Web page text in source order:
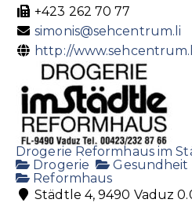
+423 262 70 77
simonis@sehcentrum.li
http://
Drogerie Reformhaus im
Drogerie
Gesundheit
Reformhaus
Städtle 4, 9490 Vaduz